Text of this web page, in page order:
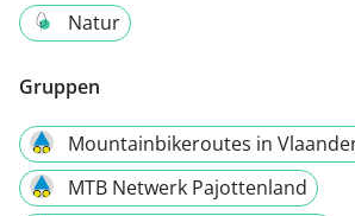
Natur
Gruppen
Mountainbikeroutes in
MTB Netwerk Pajottenland